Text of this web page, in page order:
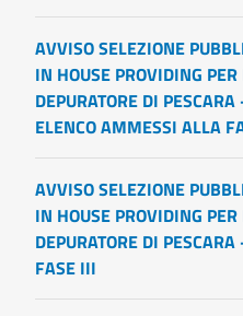
AVVISO SELEZIONE
IN HOUSE PROVIDING
DEPURATORE DI
ELENCO AMMESSI ALLA
AVVISO SELEZIONE
IN HOUSE PROVIDING
DEPURATORE DI
FASE III